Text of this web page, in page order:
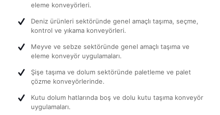
eleme konveyörleri.
Deniz ürünleri sektöründe genel amaçlı taşıma, seçme,
kontrol ve yıkama konveyörleri.
Meyve ve sebze sektöründe genel amaçlı taşıma ve
eleme konveyör uygulamaları.
Şişe taşıma ve dolum sektöründe paletleme ve palet
çözme konveyörlerinde.
Kutu dolum hatlarında boş ve dolu kutu taşıma konveyör
uygulamaları.